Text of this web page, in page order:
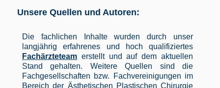
Unsere Quellen und Autoren:
Die fachlichen Inhalte wurden durch unser
langjährig erfahrenes und hoch qualifiziertes
Fachärzteteam erstellt und auf dem aktuellen
Stand gehalten. Weitere Quellen sind die
Fachgesellschaften bzw. Fachvereinigungen im
Bereich der Ästhetischen Plastischen Chirurgie